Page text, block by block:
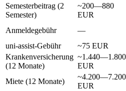
Semesterbeitrag (2
Semester)
~200—880
EUR
Anmeldegebühr
—
uni-assist-Gebühr
~75 EUR
Krankenversicherung
(12 Monate)
~1.440—1.800
EUR
Miete (12 Monate)
~4.200—7.200
EUR